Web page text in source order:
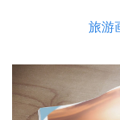
旅游